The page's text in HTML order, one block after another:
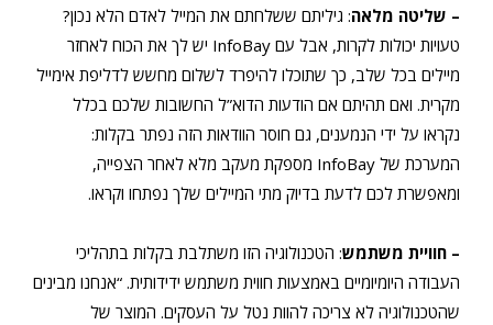
– שליטה מלאה: גיליתם ששלחתם את המייל לאדם הלא נכון?
טעויות יכולות לקרות, אבל עם InfoBay יש לך את הכוח לאחזר
מיילים בכל שלב, כך שתוכלו להיפרד לשלום מחשש לדליפת אימייל
מקרית. ואם תהיתם אם הודעות הדוא”ל החשובות שלכם בכלל
נקראו על ידי הנמענים, גם חוסר הוודאות הזה נפתר בקלות:
המערכת של InfoBay מספקת מעקב מלא לאחר הצפייה,
ומאפשרת לכם לדעת בדיוק מתי המיילים שלך נפתחו וקראו.
– חוויית משתמש: הטכנולוגיה הזו משתלבת בקלות בתהליכי
העבודה היומיומיים באמצעות חווית משתמש ידידותית. “אנחנו מבינים
שהטכנולוגיה לא צריכה להוות נטל על העסקים. המוצר של